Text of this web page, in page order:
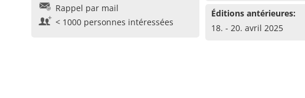
Rappel par mail
< 1000 personnes intéressées
Éditions antérieures:
18. - 20. avril 2025